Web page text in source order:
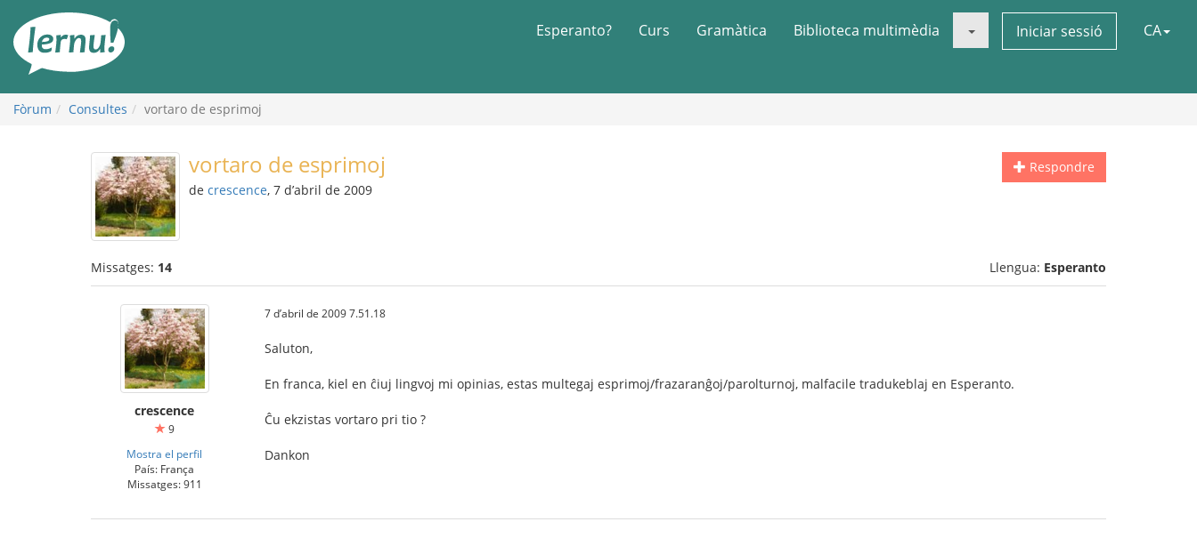
contingut
Esperanto? Curs Gramàtica Biblioteca multimèdia Iniciar sessió CA
Fòrum Consultes vortaro de esprimoj
Respondre
vortaro de esprimoj
de crescence, 7 d’abril de 2009
Missatges: 14 Llengua: Esperanto
crescence
9
Mostra el perfil
País: França
Missatges: 911
7 d’abril de 2009 7.51.18
Saluton,
En franca, kiel en ĉiuj lingvoj mi opinias, estas multegaj esprimoj/frazaranĝoj/parolturnoj, malfacile tradukeblaj en Esperanto.
Ĉu ekzistas vortaro pri tio ?
Dankon